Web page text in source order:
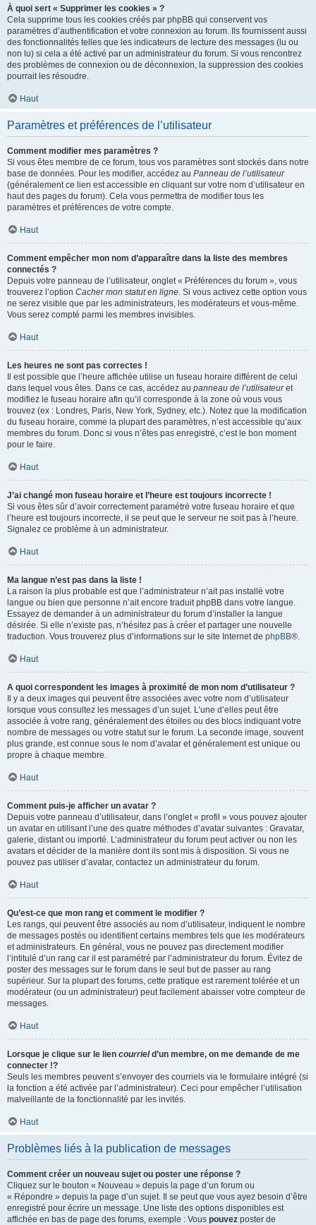
À quoi sert « Supprimer les cookies » ?
Cela supprime tous les cookies créés par phpBB qui conservent vos
paramètres d’authentification et votre connexion au forum. Ils fournissent aussi
des fonctionnalités telles que les indicateurs de lecture des messages (lu ou
non lu) si cela a été activé par un administrateur du forum. Si vous rencontrez
des problèmes de connexion ou de déconnexion, la suppression des cookies
pourrait les résoudre.
Haut
Paramètres et préférences de l’utilisateur
Comment modifier mes paramètres ?
Si vous êtes membre de ce forum, tous vos paramètres sont stockés dans notre
base de données. Pour les modifier, accédez au Panneau de l’utilisateur
(généralement ce lien est accessible en cliquant sur votre nom d’utilisateur en
haut des pages du forum). Cela vous permettra de modifier tous les
paramètres et préférences de votre compte.
Haut
Comment empêcher mon nom d’apparaître dans la liste des membres
connectés ?
Depuis votre panneau de l’utilisateur, onglet « Préférences du forum », vous
trouverez l’option Cacher mon statut en ligne. Si vous activez cette option vous
ne serez visible que par les administrateurs, les modérateurs et vous-même.
Vous serez compté parmi les membres invisibles.
Haut
Les heures ne sont pas correctes !
Il est possible que l’heure affichée utilise un fuseau horaire différent de celui
dans lequel vous êtes. Dans ce cas, accédez au panneau de l’utilisateuret
modifiez le fuseau horaire afin qu’il corresponde à la zone où vous vous
trouvez (ex : Londres, Paris, New York, Sydney, etc.). Notez que la modification
du fuseau horaire, comme la plupart des paramètres, n’est accessible qu’aux
membres du forum. Donc si vous n’êtes pas enregistré, c’est le bon moment
pour le faire.
Haut
J’ai changé mon fuseau horaire et l’heure est toujours incorrecte !
Si vous êtes sûr d’avoir correctement paramétré votre fuseau horaire et que
l’heure est toujours incorrecte, il se peut que le serveur ne soit pas à l’heure.
Signalez ce problème à un administrateur.
Haut
Ma langue n’est pas dans la liste !
La raison la plus probable est que l’administrateur n’ait pas installé votre
langue ou bien que personne n’ait encore traduit phpBB dans votre langue.
Essayez de demander à un administrateur du forum d’installer la langue
désirée. Si elle n’existe pas, n’hésitez pas à créer et partager une nouvelle
traduction. Vous trouverez plus d’informations sur le site Internet de phpBB®.
Haut
A quoi correspondent les images à proximité de mon nom d’utilisateur ?
Il y a deux images qui peuvent être associées avec votre nom d’utilisateur
lorsque vous consultez les messages d’un sujet. L’une d’elles peut être
associée à votre rang, généralement des étoiles ou des blocs indiquant votre
nombre de messages ou votre statut sur le forum. La seconde image, souvent
plus grande, est connue sous le nom d’avatar et généralement est unique ou
propre à chaque membre.
Haut
Comment puis-je afficher un avatar ?
Depuis votre panneau d’utilisateur, dans l’onglet « profil » vous pouvez ajouter
un avatar en utilisant l’une des quatre méthodes d’avatar suivantes : Gravatar,
galerie, distant ou importé. L’administrateur du forum peut activer ou non les
avatars et décider de la manière dont ils sont mis à disposition. Si vous ne
pouvez pas utiliser d’avatar, contactez un administrateur du forum.
Haut
Qu’est-ce que mon rang et comment le modifier ?
Les rangs, qui peuvent être associés au nom d’utilisateur, indiquent le nombre
de messages postés ou identifient certains membres tels que les modérateurs
et administrateurs. En général, vous ne pouvez pas directement modifier
l’intitulé d’un rang car il est paramétré par l’administrateur du forum. Évitez de
poster des messages sur le forum dans le seul but de passer au rang
supérieur. Sur la plupart des forums, cette pratique est rarement tolérée et un
modérateur (ou un administrateur) peut facilement abaisser votre compteur de
messages.
Haut
Lorsque je clique sur le lien courrield’un membre, on me demande de me
connecter !?
Seuls les membres peuvent s’envoyer des courriels via le formulaire intégré (si
la fonction a été activée par l’administrateur). Ceci pour empêcher l’utilisation
malveillante de la fonctionnalité par les invités.
Haut
Problèmes liés à la publication de messages
Comment créer un nouveau sujet ou poster une réponse ?
Cliquez sur le bouton « Nouveau » depuis la page d’un forum ou
« Répondre » depuis la page d’un sujet. Il se peut que vous ayez besoin d’être
enregistré pour écrire un message. Une liste des options disponibles est
affichée en bas de page des forums, exemple : Vous pouvez poster de